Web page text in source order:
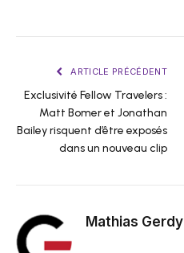
ARTICLE PRÉCÉDENT
Exclusivité Fellow Travelers :
Matt Bomer et Jonathan
Bailey risquent d’être exposés
dans un nouveau clip
Mathias Gerdy